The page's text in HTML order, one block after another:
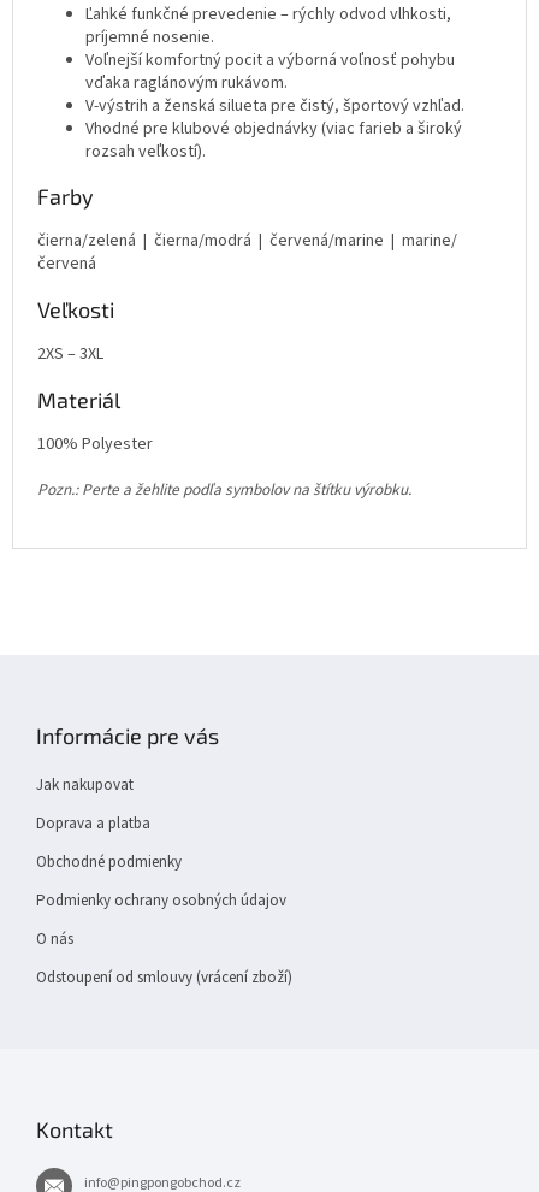
Ľahké funkčné prevedenie – rýchly odvod vlhkosti,
príjemné nosenie.
Voľnejší komfortný pocit a výborná voľnosť pohybu
vďaka raglánovým rukávom.
V-výstrih a ženská silueta pre čistý, športový vzhľad.
Vhodné pre klubové objednávky (viac farieb a široký
rozsah veľkostí).
Farby
čierna/zelená | čierna/modrá | červená/marine | marine/
červená
Veľkosti
2XS – 3XL
Materiál
100% Polyester
Pozn.: Perte a žehlite podľa symbolov na štítku výrobku.
Informácie pre vás
Jak nakupovat
Doprava a platba
Obchodné podmienky
Podmienky ochrany osobných údajov
O nás
Odstoupení od smlouvy (vrácení zboží)
Kontakt
info@pingpongobchod.cz